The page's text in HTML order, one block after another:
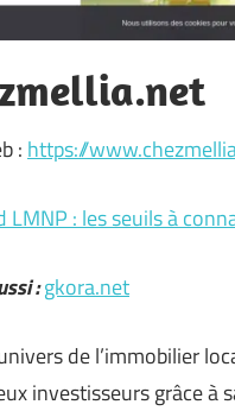
: https://
LMNP : les seuils à
:gkora.net
de l’immobilier
investisseurs grâce à